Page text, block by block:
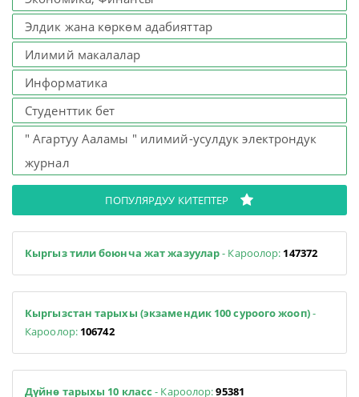
Элдик жана көркөм адабияттар
Илимий макалалар
Информатика
Студенттик бет
" Агартуу Ааламы " илимий-усулдук электрондук
журнал
ПОПУЛЯРДУУ КИТЕПТЕР
Кыргыз тили боюнча жат жазуулар- Кароолор: 147372
Кыргызстан тарыхы (экзамендик 100 суроого жооп)-
Кароолор: 106742
Дүйнө тарыхы 10 класс- Кароолор:95381